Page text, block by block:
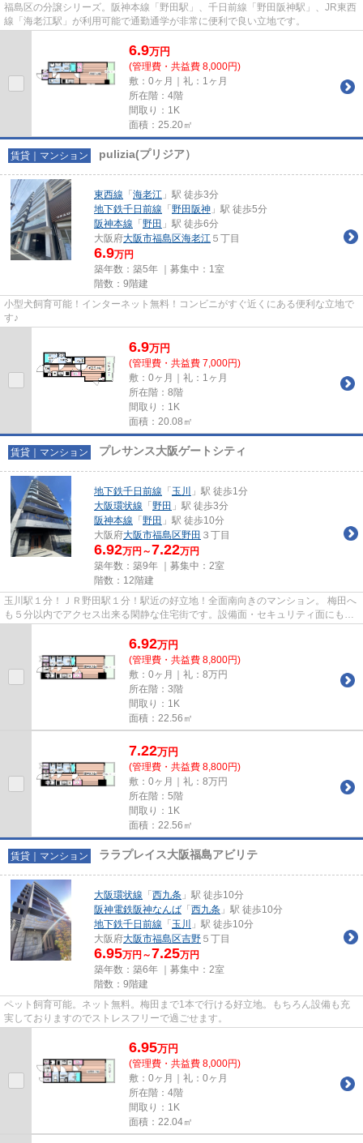
福島区の分譲シリーズ。阪神本線「野田駅」、千日前線「野田阪神駅」、JR東西
線「海老江駅」が利用可能で通勤通学が非常に便利で良い立地です。
6.9万円
(管理費・共益費 8,000円)
敷：0ヶ月｜礼：1ヶ月
所在階：4階
間取り：1K
面積：25.20㎡
賃貸｜マンション pulizia(プリジア）
東西線 「 海老江 」駅 徒歩3分
地下鉄千日前線 「 野田阪神 」駅 徒歩5分
阪神本線 「 野田 」駅 徒歩6分
大阪府大阪市福島区海老江 ５丁目
6.9万円
築年数：築5年 ｜募集中： 1室
階数：9階建
小型犬飼育可能！インターネット無料！コンビニがすぐ近くにある便利な立地で
す♪
6.9万円
(管理費・共益費 7,000円)
敷：0ヶ月｜礼：1ヶ月
所在階：8階
間取り：1K
面積：20.08㎡
賃貸｜マンション プレサンス大阪ゲートシティ
地下鉄千日前線 「 玉川
」駅 徒歩1分
大阪環状線 「 野田 」駅 徒歩3分
阪神本線 「 野田 」駅 徒歩10分
大阪府大阪市福島区野田 ３丁目
6.92万円～7.22万円
築年数：築9年 ｜募集中： 2室
階数：12階建
玉川駅１分！ＪＲ野田駅１分！駅近の好立地！全面南向きのマンション。 梅田へ
も５分以内でアクセス出来る閑静な住宅街です。設備面・セキュリティ面にも充
6.92万円
(管理費・共益費 8,800円)
敷：0ヶ月｜礼：8万円
所在階：3階
間取り：1K
面積：22.56㎡
7.22万円
(管理費・共益費 8,800円)
敷：0ヶ月｜礼：8万円
所在階：5階
間取り：1K
面積：22.56㎡
賃貸｜マンション ララプレイス大阪福島アビリテ
大阪環状線 「 西九条 」駅 徒歩10分
阪神電鉄阪神なんば 「 西九条 」駅 徒歩10分
地下鉄千日前線 「 玉川
」駅 徒歩10分
大阪府大阪市福島区吉野 ５丁目
6.95万円～7.25万円
築年数：築6年 ｜募集中： 2室
階数：9階建
ペット飼育可能。ネット無料。梅田まで1本で行ける好立地。もちろん設備も充
実しておりますのでストレスフリーで過ごせます。
6.95万円
(管理費・共益費 8,000円)
敷：0ヶ月｜礼：0ヶ月
所在階：4階
間取り：1K
面積：22.04㎡